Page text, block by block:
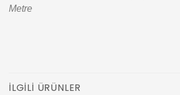
Metre
İLGILI ÜRÜNLER